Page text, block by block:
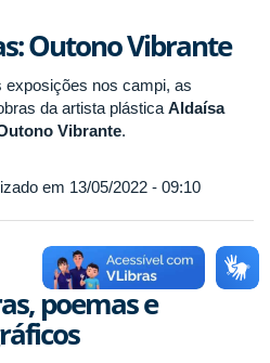
Outono Vibrante
exposições nos campi, as
da artista plástica Aldaísa
Vibrante.
em 13/05/2022 - 09:10
poemas e